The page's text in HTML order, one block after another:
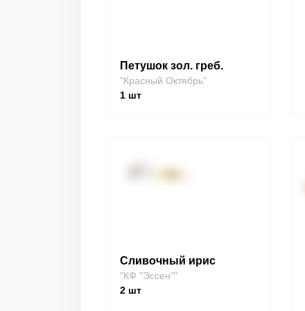
Петушок зол. греб.
"Красный Октябрь"
1 шт
Сливочный ирис
"КФ "Эссен""
2 шт